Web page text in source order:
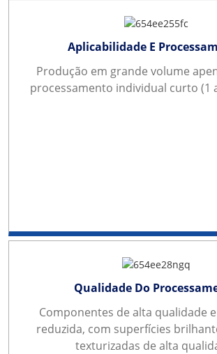
Aplicabilidade E
Produção em grande volume
processamento individual curto (1
Qualidade Do
Componentes de alta qualidade
reduzida, com superfícies
texturizadas de alta